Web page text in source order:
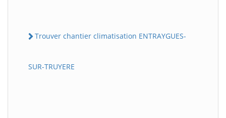
Trouver chantier climatisation ENTRAYGUES-
SUR-TRUYERE